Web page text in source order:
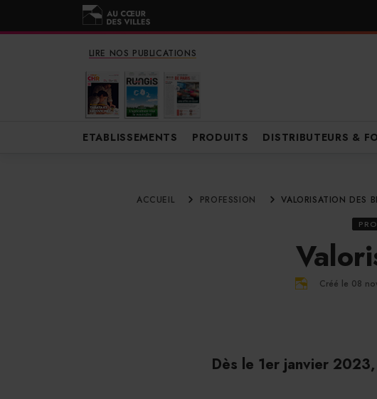
LIRE NOS PUBLICATIONS
ETABLISSEMENTS PRODUITS DISTRIBUTEURS &
ACCUEIL PROFESSION VALORISATION DES
Créé le 08
Dès le 1er janvier